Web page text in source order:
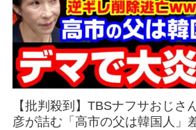
【批判殺到】TBSナフサおじさ
彦が詰む「高市の父は韓国人」